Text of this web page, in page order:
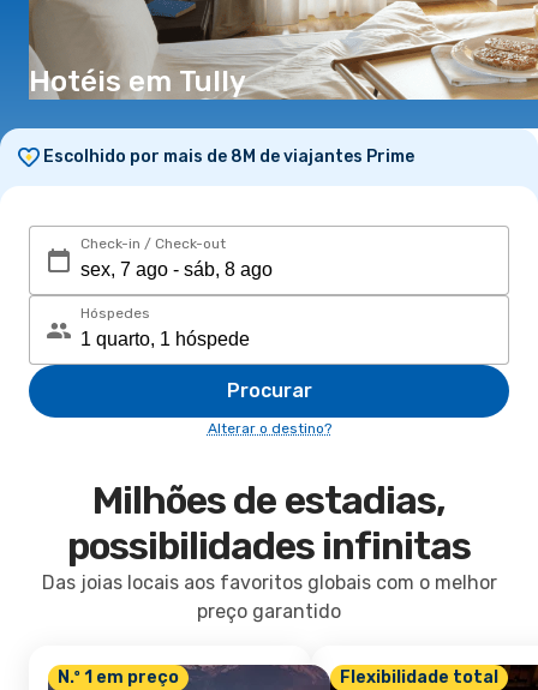
Hotéis em Tully
Escolhido por mais de 8M de viajantes Prime
Check-in / Check-out
Hóspedes
Procurar
Alterar o destino?
Milhões de estadias,
possibilidades infinitas
Das joias locais aos favoritos globais com o melhor
preço garantido
N.º 1 em preço Flexibilidade total